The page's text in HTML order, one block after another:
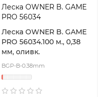
Леска OWNER B. GAME
PRO 56034
Леска OWNER B. GAME
PRO 56034.100 м., 0,38
мм, оливк.
BGP-B-0.38mm